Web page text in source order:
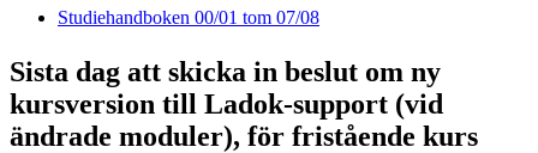
Studiehandboken 00/01 tom 07/08
Sista dag att skicka in beslut om ny
kursversion till Ladok-support (vid
ändrade moduler), för fristående kurs